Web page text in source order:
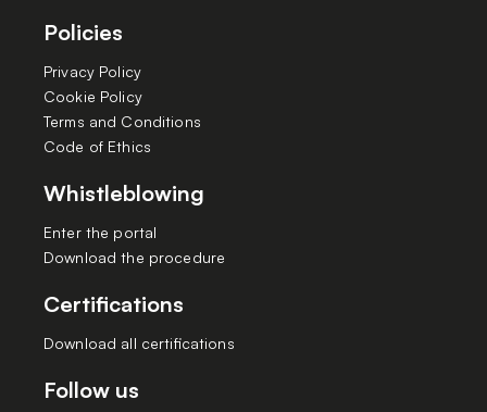
Policies
Privacy Policy
Cookie Policy
Terms and Conditions
Code of Ethics
Whistleblowing
Enter the portal
Download the procedure
Certifications
Download all certifications
Follow us